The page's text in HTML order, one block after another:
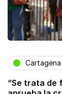
Cartagena
“Se trata de